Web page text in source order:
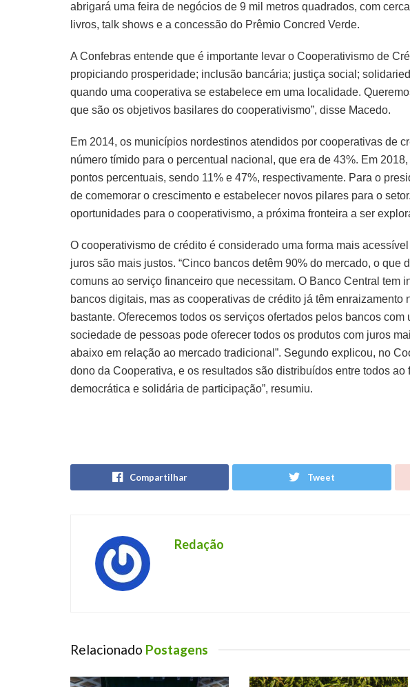
abrigará uma feira de negócios de 9 mil metros quadrados, com
livros, talk shows e a concessão do Prêmio Concred Verde.
A Confebras entende que é importante levar o Cooperativismo de
propiciando prosperidade; inclusão bancária; justiça social;
quando uma cooperativa se estabelece em uma localidade.
que são os objetivos basilares do cooperativismo”, disse Macedo.
Em 2014, os municípios nordestinos atendidos por cooperativas de
número tímido para o percentual nacional, que era de 43%. Em
pontos percentuais, sendo 11% e 47%, respectivamente. Para o
de comemorar o crescimento e estabelecer novos pilares para o
oportunidades para o cooperativismo, a próxima fronteira a ser
O cooperativismo de crédito é considerado uma forma mais
juros são mais justos. “Cinco bancos detêm 90% do mercado, o que
comuns ao serviço financeiro que necessitam. O Banco Central tem
bancos digitais, mas as cooperativas de crédito já têm enraizamento
bastante. Oferecemos todos os serviços ofertados pelos bancos
sociedade de pessoas pode oferecer todos os produtos com juros
abaixo em relação ao mercado tradicional”. Segundo explicou, no
dono da Cooperativa, e os resultados são distribuídos entre todos ao
democrática e solidária de participação”, resumiu.
Compartilhar Tweet
Redação
Relacionado Postagens